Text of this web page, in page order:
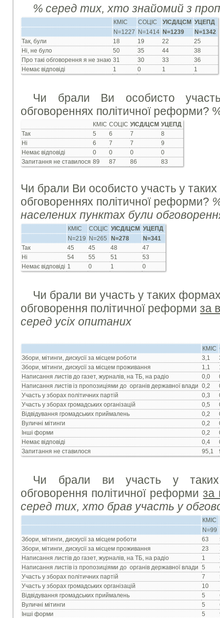
% серед тих, хто знайомий з
КМІС СОЦІС УІСД/ЦСМ
УЦЕПД
N=1227
N=1414 N=1239
N=1342
Так, були
18 19 22
25
Ні, не було
50 35 44
38
Про такі обговорення я не знаю 31 30 33
36
Немає відповіді
1 0 1 1
Чи брали Ви особисто
обговореннях політичної реформи?
КМІС СОЦІС УІСД/ЦСМ УЦЕПД
Так
5 6 7
8
Ні
6 7 7
9
Немає відповіді
0 0 0
0
Запитання не ставилося 89 87 86 83
Чи брали Ви особисто участь у таких
обговореннях політичної реформи?
населених пунктах були
КМІС СОЦІС УІСД/ЦСМ
УЦЕПД
N=219
N=265 N=278
N=341
Так
45 45 48
47
Ні
54 55 51
53
Немає відповіді 1 0 1 0
Чи брали ви участь у таких формах
обговорення політичної реформиза
серед усіх опитаних
КМІС
Збори, мітинги, дискусії за місцем роботи
3,1
Збори, мітинги, дискусії за місцем проживання
1,1
Написання листів до газет, журналів, на ТБ, на радіо
0,0
Написання листів із пропозиціями до органів державної влади
0,2
Участь у зборах політичних партій
0,3
Участь у зборах громадських організацій
0,5
Відвідування громадських приймалень
0,2
Вуличні мітинги
0,2
Інші форми
0,2
Немає відповіді
0,4
Запитання не ставилося
95,1
Чи брали ви участь у таких
обговорення політичної реформиза
серед тих, хто брав участь у
КМІС
N=99
Збори, мітинги, дискусії за місцем роботи
63
Збори, мітинги, дискусії за місцем проживання
23
Написання листів до газет, журналів, на ТБ, на радіо
1
Написання листів із пропозиціями до органів державної влади
5
Участь у зборах політичних партій
7
Участь у зборах громадських організацій
10
Відвідування громадських приймалень
5
Вуличні мітинги
5
Інші форми
5